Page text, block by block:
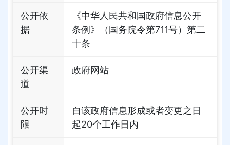
公开依
据
《中华人民共和国政府信息公开
条例》（国务院令第711号）第二
十条
公开渠
道
政府网站
公开时
限
自该政府信息形成或者变更之日
起20个工作日内